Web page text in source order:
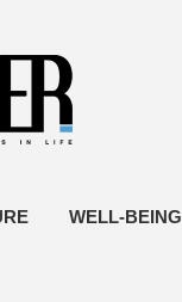
WELL-BEING